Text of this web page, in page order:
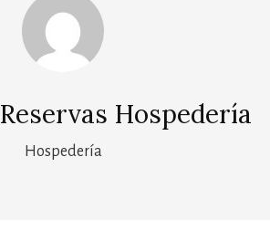
Reservas Hospedería
Hospedería